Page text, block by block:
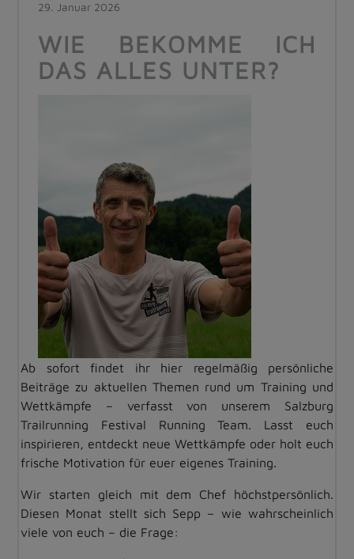
29. Januar 2026
WIE BEKOMME ICH
DAS ALLES UNTER?
Ab sofort findet ihr hier regelmäßig persönliche
Beiträge zu aktuellen Themen rund um Training und
Wettkämpfe – verfasst von unserem Salzburg
Trailrunning Festival Running Team. Lasst euch
inspirieren, entdeckt neue Wettkämpfe oder holt euch
frische Motivation für euer eigenes Training.
Wir starten gleich mit dem Chef höchstpersönlich.
Diesen Monat stellt sich Sepp – wie wahrscheinlich
viele von euch – die Frage: